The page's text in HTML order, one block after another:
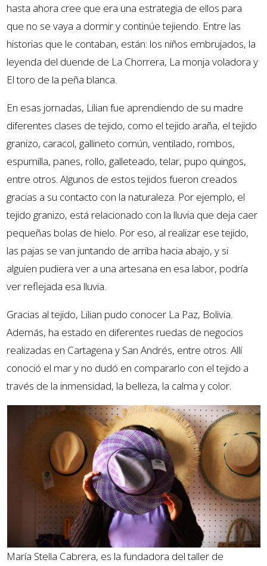
hasta ahora cree que era una estrategia de ellos para
que no se vaya a dormir y continúe tejiendo. Entre las
historias que le contaban, están: los niños embrujados, la
leyenda del duende de La Chorrera, La monja voladora y
El toro de la peña blanca.
En esas jornadas, Lilian fue aprendiendo de su madre
diferentes clases de tejido, como el tejido araña, el tejido
granizo, caracol, gallineto común, ventilado, rombos,
espumilla, panes, rollo, galleteado, telar, pupo quingos,
entre otros. Algunos de estos tejidos fueron creados
gracias a su contacto con la naturaleza. Por ejemplo, el
tejido granizo, está relacionado con la lluvia que deja caer
pequeñas bolas de hielo. Por eso, al realizar ese tejido,
las pajas se van juntando de arriba hacia abajo, y si
alguien pudiera ver a una artesana en esa labor, podría
ver reflejada esa lluvia.
Gracias al tejido, Lilian pudo conocer La Paz, Bolivia.
Además, ha estado en diferentes ruedas de negocios
realizadas en Cartagena y San Andrés, entre otros. Allí
conoció el mar y no dudó en compararlo con el tejido a
través de la inmensidad, la belleza, la calma y color.
María Stella Cabrera, es la fundadora del taller de